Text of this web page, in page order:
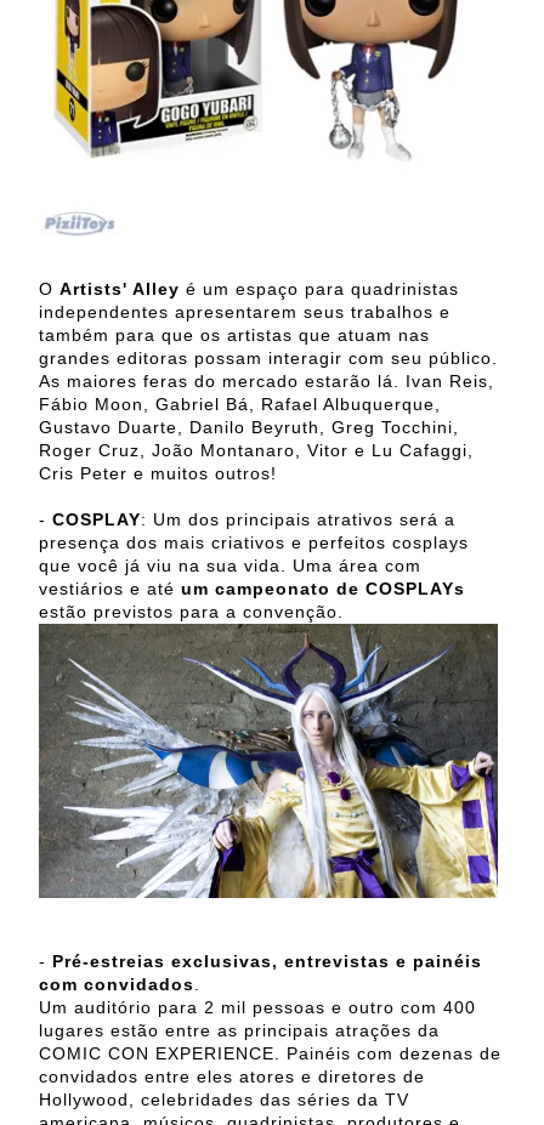
O Artists' Alley é um espaço para quadrinistas
independentes apresentarem seus trabalhos e
também para que os artistas que atuam nas
grandes editoras possam interagir com seu público.
As maiores feras do mercado estarão lá. Ivan Reis,
Fábio Moon, Gabriel Bá, Rafael Albuquerque,
Gustavo Duarte, Danilo Beyruth, Greg Tocchini,
Roger Cruz, João Montanaro, Vitor e Lu Cafaggi,
Cris Peter e muitos outros!
- COSPLAY: Um dos principais atrativos será a
presença dos mais criativos e perfeitos cosplays
que você já viu na sua vida. Uma área com
vestiários e até um campeonato de COSPLAYs
estão previstos para a convenção.
- Pré-estreias exclusivas, entrevistas e painéis
com convidados.
Um auditório para 2 mil pessoas e outro com 400
lugares estão entre as principais atrações da
COMIC CON EXPERIENCE. Painéis com dezenas de
convidados entre eles atores e diretores de
Hollywood, celebridades das séries da TV